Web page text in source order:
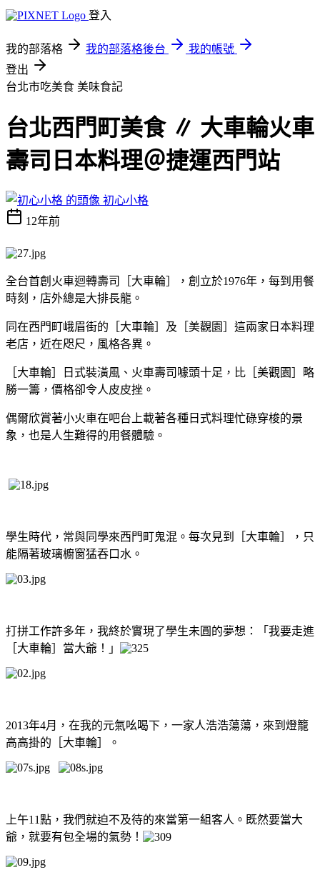
登入
我的部落格 我的部落格後台
我的帳號
登出
台北市吃美食 美味食記
台北西門町美食 ∥ 大車輪火車
壽司日本料理＠捷運西門站
初心小格
12年前
全台首創火車迴轉壽司［大車輪］，創立於1976年，每到用餐
時刻，店外總是大排長龍。
同在西門町峨眉街的［大車輪］及［美觀園］這兩家日本料理
老店，近在咫尺，風格各異。
［大車輪］日式裝潢風、火車壽司噱頭十足，比［美觀園］略
勝一籌，價格卻令人皮皮挫。
偶爾欣賞著小火車在吧台上載著各種日式料理忙碌穿梭的景
象，也是人生難得的用餐體驗。
學生時代，常與同學來西門町鬼混。每次見到［大車輪］，只
能隔著玻璃櫥窗猛吞口水。
打拼工作許多年，我終於實現了學生未圓的夢想：「我要走進
［大車輪］當大爺！」
2013年4月，在我的元氣吆喝下，一家人浩浩蕩蕩，來到燈籠
高高掛的［大車輪］。
上午11點，我們就迫不及待的來當第一組客人。既然要當大
爺，就要有包全場的氣勢！